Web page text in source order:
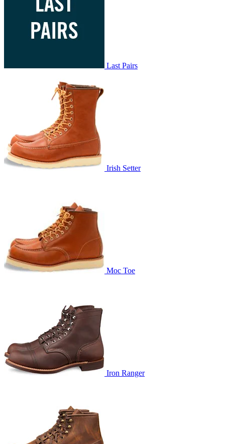
Last Pairs
Irish Setter
Moc Toe
Iron Ranger